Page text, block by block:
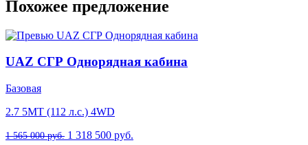
Похожее предложение
UAZ СГР Однорядная кабина
Базовая
2.7 5MT (112 л.с.) 4WD
1 565 000 руб. 1 318 500 руб.